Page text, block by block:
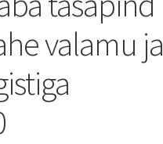
valamu ja